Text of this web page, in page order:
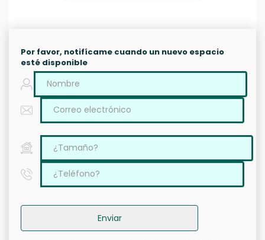
Por favor, notifícame cuando un nuevo espacio
esté disponible
Enviar